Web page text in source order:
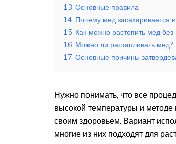
13 Основные правила
14 Почему мед засахаривается и
15 Как можно растопить мед
16 Можно ли растапливать мед?
17 Основные причины
Нужно понимать, что все
высокой температуры и
своим здоровьем. Вариант
многие из них подходят для